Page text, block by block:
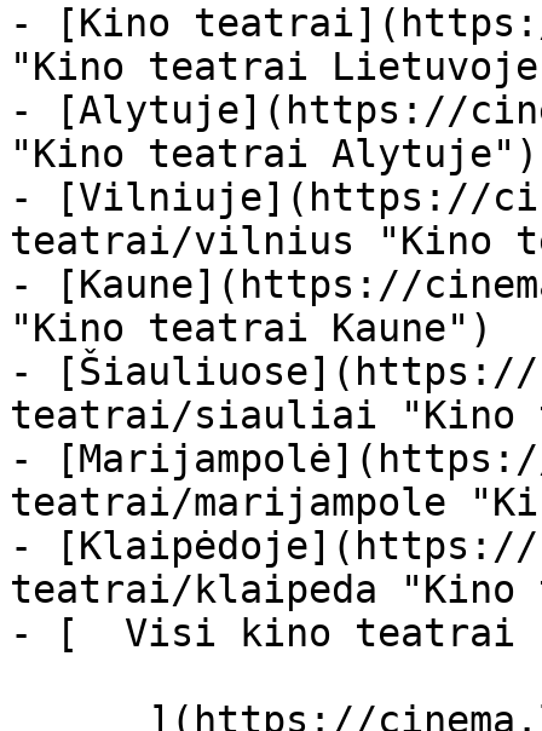
- [Kino
"Kino teatrai
- [Alytuje](https://
"Kino teatrai Alytuje")
- [Vilniuje](https://
teatrai/vilnius "Kino
- [Kaune](https://
"Kino teatrai Kaune")
- [Šiauliuose](https://
teatrai/siauliai "Kino
-
teatrai/marijampole
- [Klaipėdoje](https://
teatrai/klaipeda
- [  Visi kino